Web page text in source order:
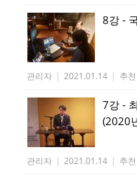
8강 -
관리자 | 2021.01.14 | 추
7강 -
(2020
관리자 | 2021.01.14 | 추